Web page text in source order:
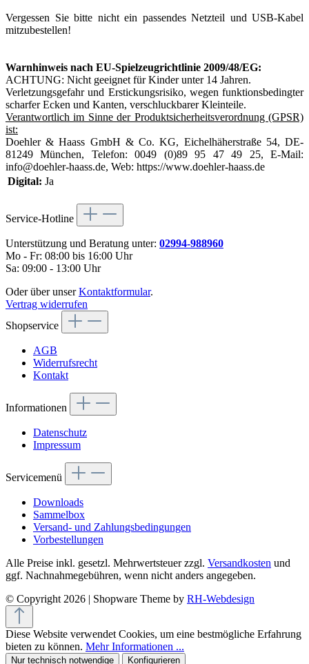
Vergessen Sie bitte nicht ein passendes Netzteil und USB-Kabel
mitzubestellen!
Warnhinweis nach EU-Spielzeugrichtlinie 2009/48/EG:
ACHTUNG: Nicht geeignet für Kinder unter 14 Jahren.
Verletzungsgefahr und Erstickungsrisiko, wegen funktionsbedingter
scharfer Ecken und Kanten, verschluckbarer Kleinteile.
Verantwortlich im Sinne der Produktsicherheitsverordnung (GPSR)
ist:
Doehler & Haass GmbH & Co. KG, Eichelhäherstraße 54, DE-
81249 München, Telefon: 0049 (0)89 95 47 49 25, E-Mail:
info@doehler-haass.de, Web: https://www.doehler-haass.de
Digital: Ja
Service-Hotline
Unterstützung und Beratung unter: 02994-988960
Mo - Fr: 08:00 bis 16:00 Uhr
Sa: 09:00 - 13:00 Uhr
Oder über unserKontaktformular.
Vertrag widerrufen
Shopservice
AGB
Widerrufsrecht
Kontakt
Informationen
Datenschutz
Impressum
Servicemenü
Downloads
Sammelbox
Versand- und Zahlungsbedingungen
Vorbestellungen
Alle Preise inkl. gesetzl. Mehrwertsteuer zzgl. Versandkosten und
ggf. Nachnahmegebühren, wenn nicht anders angegeben.
© Copyright 2026 | Shopware Theme by RH-Webdesign
Diese Website verwendet Cookies, um eine bestmögliche Erfahrung
bieten zu können. Mehr Informationen ...
Nur technisch notwendige Konfigurieren